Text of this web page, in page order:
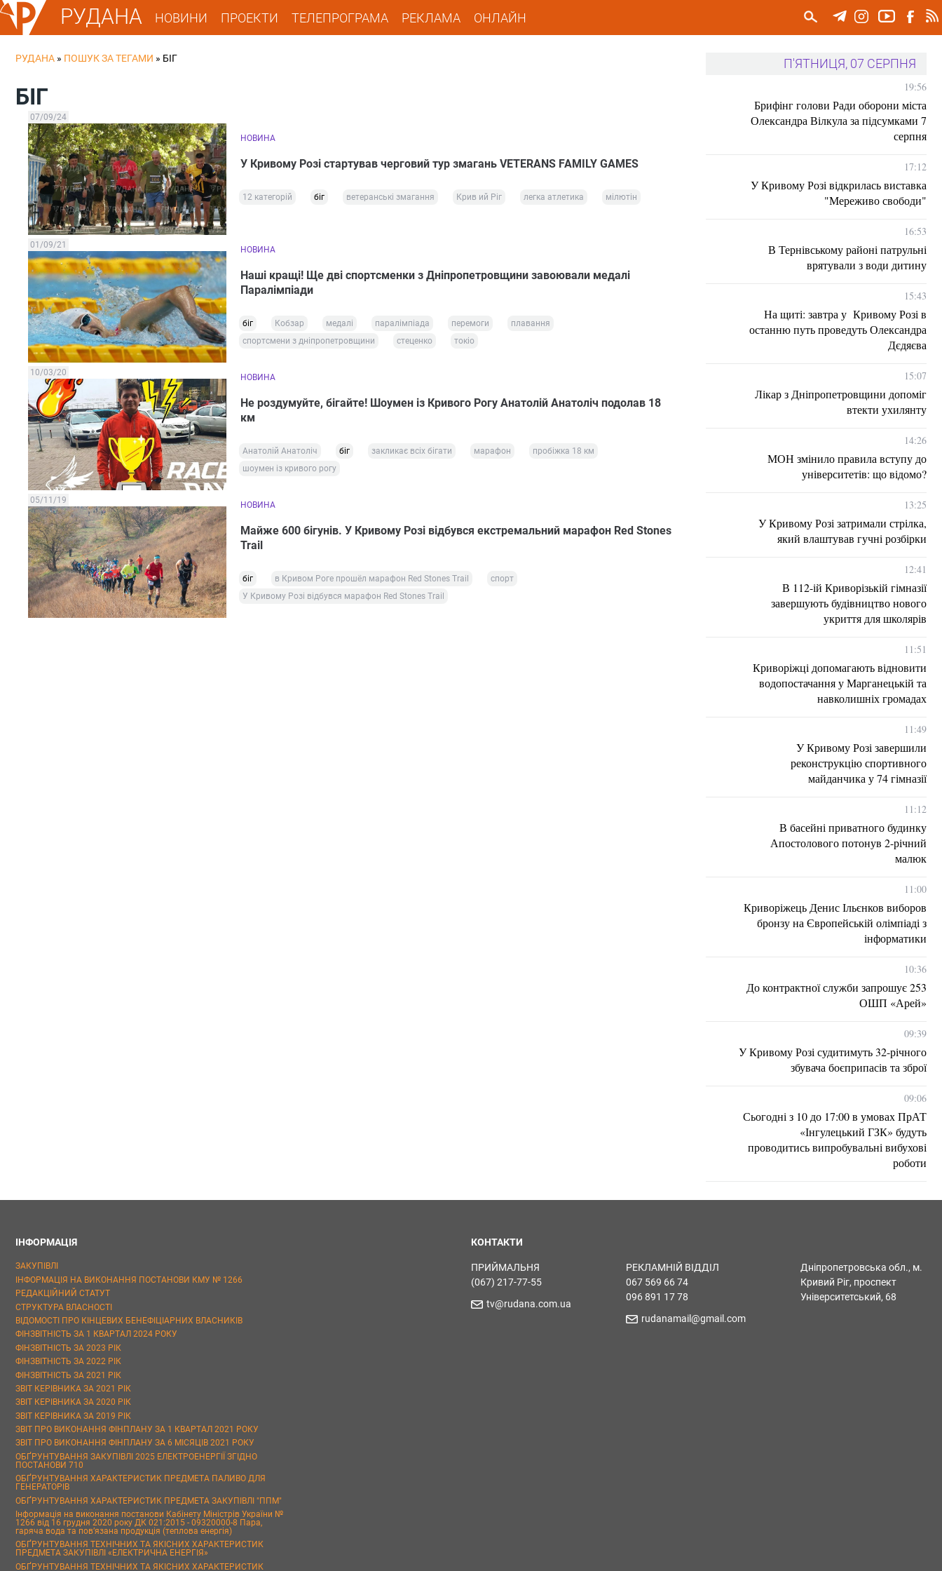
РУДАНА НОВИНИ ПРОЕКТИ ТЕЛЕПРОГРАМА РЕКЛАМА ОНЛАЙН
РУДАНА » ПОШУК ЗА ТЕГАМИ » БІГ
БІГ
07/09/24
НОВИНА
У Кривому Розі стартував черговий тур змагань VETERANS FAMILY GAMES
12 категорій біг ветеранські змагання Крив ий Ріг легка атлетика мілютін
01/09/21 НОВИНА
Наші кращі! Ще дві спортсменки з Дніпропетровщини завоювали медалі
Паралімпіади
біг Кобзар медалі паралімпіада перемоги
плавання
спортсмени з дніпропетровщини
стеценко токіо
10/03/20 НОВИНА
Не роздумуйте, бігайте! Шоумен із Кривого Рогу Анатолій Анатоліч подолав 18
км
Анатолій Анатоліч біг закликає всіх бігати марафон
пробіжка 18 км
шоумен із кривого рогу
05/11/19 НОВИНА
Майже 600 бігунів. У Кривому Розі відбувся екстремальний марафон Red Stones
Trail
біг в Кривом Роге прошёл марафон Red Stones Trail
спорт
У Кривому Розі відбувся марафон Red Stones Trail
П'ЯТНИЦЯ, 07 СЕРПНЯ
19:56
Брифінг голови Ради оборони міста
Олександра Вілкула за підсумками 7
серпня
17:12
У Кривому Розі відкрилась виставка
"Мереживо свободи"
16:53
В Тернівському районі патрульні
врятували з води дитину
15:43
На щиті: завтра у Кривому Розі в
останню путь проведуть Олександра
Дєдяєва
15:07
Лікар з Дніпропетровщини допоміг
втекти ухилянту
14:26
МОН змінило правила вступу до
університетів: що відомо?
13:25
У Кривому Розі затримали стрілка,
який влаштував гучні розбірки
12:41
В 112-ій Криворізькій гімназії
завершують будівництво нового
укриття для школярів
11:51
Криворіжці допомагають відновити
водопостачання у Марганецькій та
навколишніх громадах
11:49
У Кривому Розі завершили
реконструкцію спортивного
майданчика у 74 гімназії
11:12
В басейні приватного будинку
Апостолового потонув 2-річний
малюк
11:00
Криворіжець Денис Ільєнков виборов
бронзу на Європейській олімпіаді з
інформатики
10:36
До контрактної служби запрошує 253
ОШП «Арей»
09:39
У Кривому Розі судитимуть 32-річного
збувача боєприпасів та зброї
09:06
Сьогодні з 10 до 17:00 в умовах ПрАТ
«Інгулецький ГЗК» будуть
проводитись випробувальні вибухові
роботи
ІНФОРМАЦІЯ
ЗАКУПІВЛІ
ІНФОРМАЦІЯ НА ВИКОНАННЯ ПОСТАНОВИ КМУ № 1266
РЕДАКЦІЙНИЙ СТАТУТ
СТРУКТУРА ВЛАСНОСТІ
ВІДОМОСТІ ПРО КІНЦЕВИХ БЕНЕФІЦІАРНИХ ВЛАСНИКІВ
ФІНЗВІТНІСТЬ ЗА 1 КВАРТАЛ 2024 РОКУ
ФІНЗВІТНІСТЬ ЗА 2023 РІК
ФІНЗВІТНІСТЬ ЗА 2022 РІК
ФІНЗВІТНІСТЬ ЗА 2021 РІК
ЗВІТ КЕРІВНИКА ЗА 2021 РІК
ЗВІТ КЕРІВНИКА ЗА 2020 РІК
ЗВІТ КЕРІВНИКА ЗА 2019 РІК
ЗВІТ ПРО ВИКОНАННЯ ФІНПЛАНУ ЗА 1 КВАРТАЛ 2021 РОКУ
ЗВІТ ПРО ВИКОНАННЯ ФІНПЛАНУ ЗА 6 МІСЯЦІВ 2021 РОКУ
ОБҐРУНТУВАННЯ ЗАКУПІВЛІ 2025 ЕЛЕКТРОЕНЕРГІЇ ЗГІДНО
ПОСТАНОВИ 710
ОБҐРУНТУВАННЯ ХАРАКТЕРИСТИК ПРЕДМЕТА ПАЛИВО ДЛЯ
ГЕНЕРАТОРІВ
ОБҐРУНТУВАННЯ ХАРАКТЕРИСТИК ПРЕДМЕТА ЗАКУПІВЛІ "ППМ"
Інформація на виконання постанови Кабінету Міністрів України №
1266 від 16 грудня 2020 року ДК 021:2015 - 09320000-8 Пара,
гаряча вода та пов’язана продукція (теплова енергія)
ОБҐРУНТУВАННЯ ТЕХНІЧНИХ ТА ЯКІСНИХ ХАРАКТЕРИСТИК
ПРЕДМЕТА ЗАКУПІВЛІ «ЕЛЕКТРИЧНА ЕНЕРГІЯ»
ОБҐРУНТУВАННЯ ТЕХНІЧНИХ ТА ЯКІСНИХ ХАРАКТЕРИСТИК
КОНТАКТИ
ПРИЙМАЛЬНЯ
(067) 217-77-55
tv@rudana.com.ua
РЕКЛАМНІЙ ВІДДІЛ
067 569 66 74
096 891 17 78
rudanamail@gmail.com
Дніпропетровська обл., м.
Кривий Ріг, проспект
Університетський, 68